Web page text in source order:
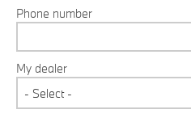
Phone number
My dealer